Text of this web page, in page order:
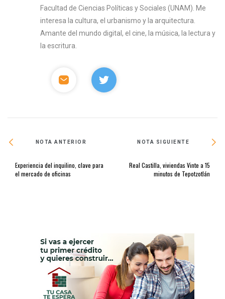
Facultad de Ciencias Políticas y Sociales (UNAM). Me
interesa la cultura, el urbanismo y la arquitectura.
Amante del mundo digital, el cine, la música, la lectura y
la escritura.
NOTA ANTERIOR
Experiencia del inquilino, clave para
el mercado de oficinas
NOTA SIGUIENTE
Real Castilla, viviendas Vinte a 15
minutos de Tepotzotlán